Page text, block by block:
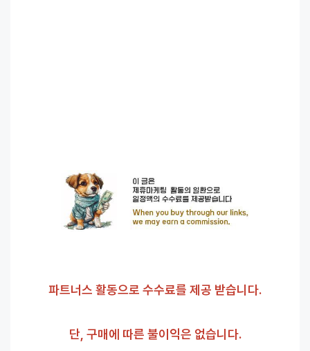
파트너스 활동으로 수수료를 제공 받습니다.
단, 구매에 따른 불이익은 없습니다.